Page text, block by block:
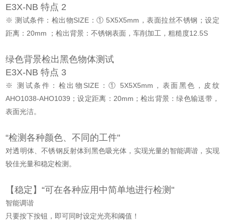
E3X-NB 特点 2
※ 测试条件：检出物SIZE：① 5X5X5mm，表面拉丝不锈钢；设定
距离：20mm ；检出背景：不锈钢表面，车削加工，粗糙度12.5S
绿色背景检出黑色物体测试
E3X-NB 特点 3
※ 测试条件：检出物SIZE：① 5X5X5mm，表面黑色，皮纹
AHO1038-AHO1039；设定距离：20mm；检出背景：绿色输送带，
表面光洁。
“检测各种颜色、不同的工件"
对透明体、不锈钢反射体到黑色吸光体，实现光量的智能调谐，实现
较佳光量和稳定检测。
【稳定】“可在各种应用中简单地进行检测"
智能调谐
只要按下按钮，即可同时设定光亮和阈值！